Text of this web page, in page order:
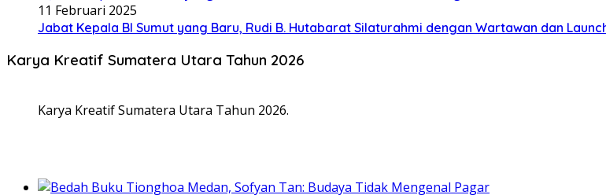
11 Februari 2025
Jabat Kepala BI Sumut yang Baru, Rudi B. Hutabarat Silaturahmi dengan Wartawan dan
Karya Kreatif Sumatera Utara Tahun 2026
Karya Kreatif Sumatera Utara Tahun 2026.